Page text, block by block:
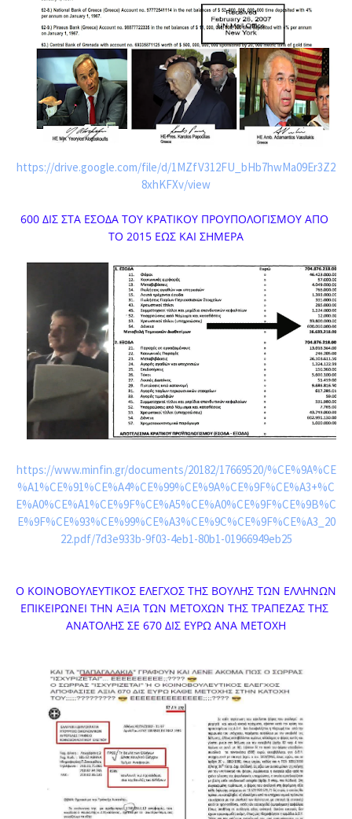
https://drive.google.com/file/d/1MZfV312FU_bHb7hwMa09Er3Z2
8xhKFXv/view
600 ΔΙΣ ΣΤΑ ΕΣΟΔΑ ΤΟΥ ΚΡΑΤΙΚΟΥ ΠΡΟΥΠΟΛΟΓΙΣΜΟΥ ΑΠΟ
ΤΟ 2015 ΕΩΣ ΚΑΙ ΣΗΜΕΡΑ
https://www.minfin.gr/documents/20182/17669520/%CE%9A%CE
%A1%CE%91%CE%A4%CE%99%CE%9A%CE%9F%CE%A3+%C
E%A0%CE%A1%CE%9F%CE%A5%CE%A0%CE%9F%CE%9B%C
E%9F%CE%93%CE%99%CE%A3%CE%9C%CE%9F%CE%A3_20
22.pdf/7d3e933b-9f03-4eb1-80b1-01966949eb25
Ο ΚΟΙΝΟΒΟΥΛΕΥΤΙΚΟΣ ΕΛΕΓΧΟΣ ΤΗΣ ΒΟΥΛΗΣ ΤΩΝ ΕΛΛΗΝΩΝ
ΕΠΙΚΕΙΡΩΝΕΙ ΤΗΝ ΑΞΙΑ ΤΩΝ ΜΕΤΟΧΩΝ ΤΗΣ ΤΡΑΠΕΖΑΣ ΤΗΣ
ΑΝΑΤΟΛΗΣ ΣΕ 670 ΔΙΣ ΕΥΡΩ ΑΝΑ ΜΕΤΟΧΗ